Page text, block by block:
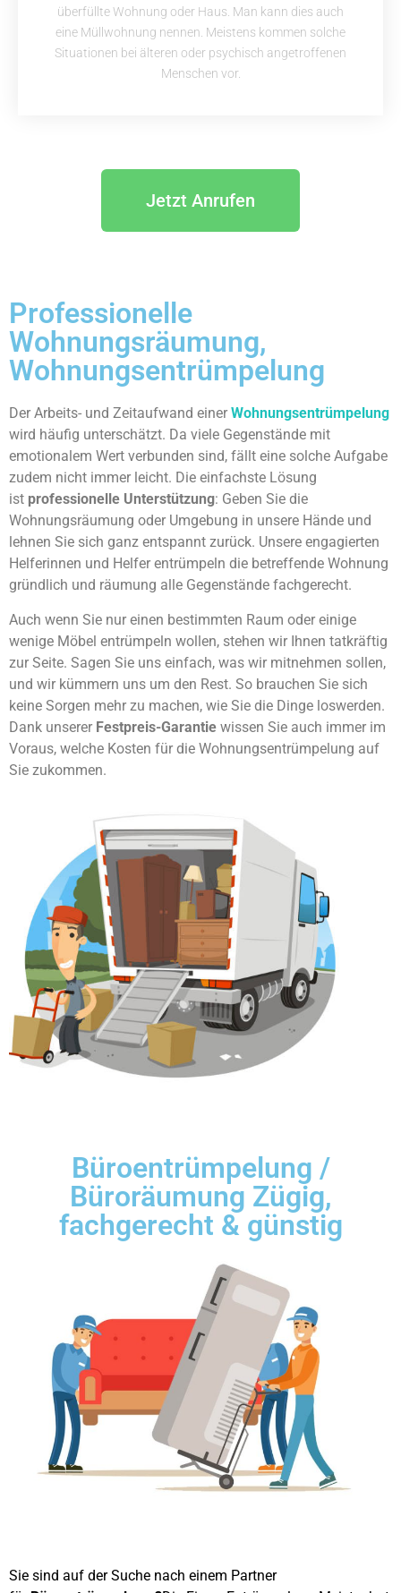
überfüllte Wohnung oder Haus. Man kann dies auch
eine Müllwohnung nennen. Meistens kommen solche
Situationen bei älteren oder psychisch angetroffenen
Menschen vor.
Jetzt Anrufen
Professionelle
Wohnungsräumung,
Wohnungsentrümpelung
Der Arbeits- und Zeitaufwand einer Wohnungsentrümpelung
wird häufig unterschätzt. Da viele Gegenstände mit
emotionalem Wert verbunden sind, fällt eine solche Aufgabe
zudem nicht immer leicht. Die einfachste Lösung
ist professionelle Unterstützung: Geben Sie die
Wohnungsräumung oder Umgebung in unsere Hände und
lehnen Sie sich ganz entspannt zurück. Unsere engagierten
Helferinnen und Helfer entrümpeln die betreffende Wohnung
gründlich und räumung alle Gegenstände fachgerecht.
Auch wenn Sie nur einen bestimmten Raum oder einige
wenige Möbel entrümpeln wollen, stehen wir Ihnen tatkräftig
zur Seite. Sagen Sie uns einfach, was wir mitnehmen sollen,
und wir kümmern uns um den Rest. So brauchen Sie sich
keine Sorgen mehr zu machen, wie Sie die Dinge loswerden.
Dank unserer Festpreis-Garantie wissen Sie auch immer im
Voraus, welche Kosten für die Wohnungsentrümpelung auf
Sie zukommen.
Büroentrümpelung /
Büroräumung Zügig,
fachgerecht & günstig
Sie sind auf der Suche nach einem Partner